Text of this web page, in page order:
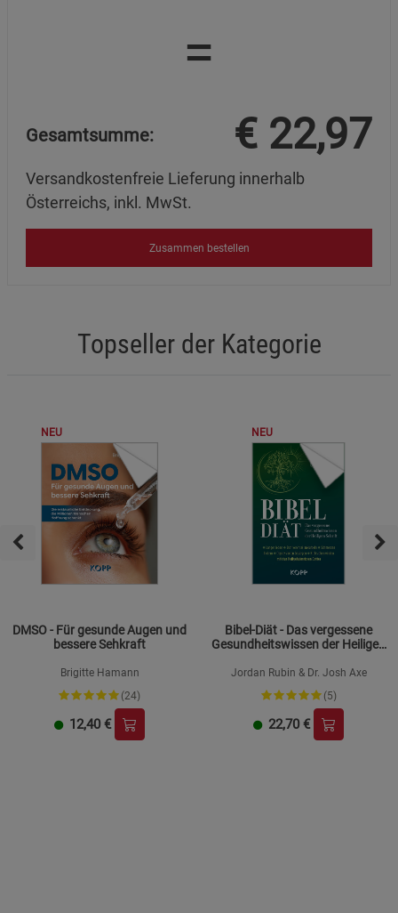
=
Gesamtsumme: € 22,97
Versandkostenfreie Lieferung innerhalb
Österreichs, inkl. MwSt.
Zusammen bestellen
Topseller der Kategorie
NEU
DMSO - Für gesunde Augen und
bessere Sehkraft
Brigitte Hamann
(24)
12,40 €
NEU
Bibel-Diät - Das vergessene
Gesundheitswissen der Heiligen
Jordan Rubin & Dr. Josh Axe
(5)
22,70 €